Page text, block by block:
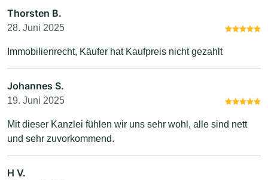
Thorsten B.
28. Juni 2025
Immobilienrecht, Käufer hat Kaufpreis nicht gezahlt
Johannes S.
19. Juni 2025
Mit dieser Kanzlei fühlen wir uns sehr wohl, alle sind nett
und sehr zuvorkommend.
H V.